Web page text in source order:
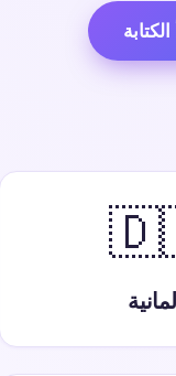
الكتابة